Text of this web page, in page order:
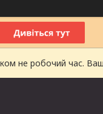
не робочий час.